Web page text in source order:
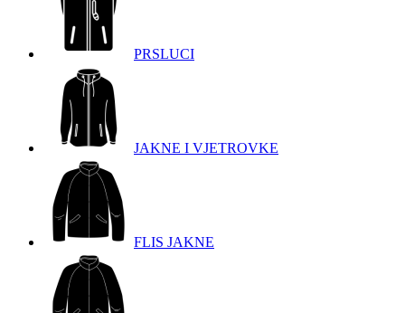
PRSLUCI
JAKNE I VJETROVKE
FLIS JAKNE